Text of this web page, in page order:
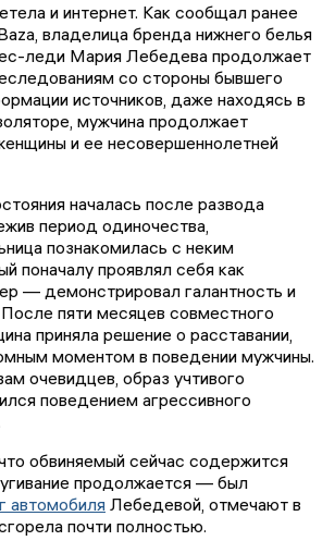
и интернет. Как сообщал ранее
владелица бренда нижнего белья
леди Мария Лебедева продолжает
со стороны бывшего
источников, даже находясь в
мужчина продолжает
и ее несовершеннолетней
началась после развода
период одиночества,
познакомилась с неким
поначалу проявлял себя как
— демонстрировал галантность и
пяти месяцев совместного
приняла решение о расставании,
моментом в поведении мужчины.
очевидцев, образ учтивого
поведением агрессивного
обвиняемый сейчас содержится
продолжается — был
автомобиля Лебедевой, отмечают в
почти полностью.